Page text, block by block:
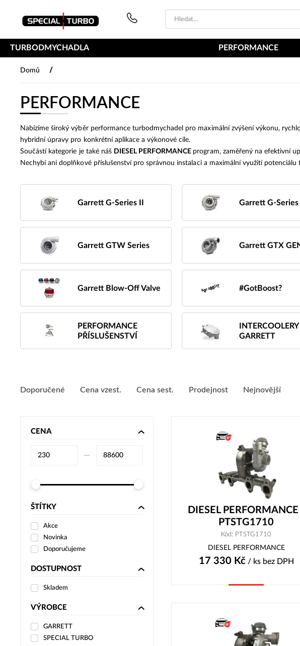
TURBODMYCHADLA PERFORMANCE
Domů /
PERFORMANCE
Nabízíme široký výběr performance turbodmychadel pro maximální zvýšení výkonu,
hybridní úpravy pro konkrétní aplikace a výkonové cíle.
Součástí kategorie je také náš DIESEL PERFORMANCE program, zaměřený na efektivní
Nechybí ani doplňkové příslušenství pro správnou instalaci a maximální využití potenciálu
Garrett G-Series II Garrett G-Series
Garrett GTW Series Garrett GTX
Garrett Blow-Off Valve #GotBoost?
PERFORMANCE
PŘÍSLUŠENSTVÍ
INTERCOOLERY
GARRETT
Doporučené Cena vzest. Cena sest. Prodejnost Nejnovější
CENA
–⁠
ŠTÍTKY
Akce
Novinka
Doporučujeme
DOSTUPNOST
Skladem
VÝROBCE
GARRETT
SPECIAL TURBO
DIESEL
PTSTG1710
Kód: PTSTG1710
DIESEL PERFORMANCE
17 330 Kč/ ks bez DPH